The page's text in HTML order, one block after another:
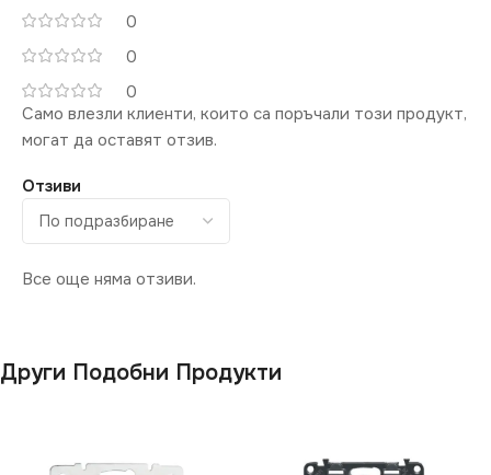
0
0
0
Отзиви
Все още няма отзиви.
Само влезли клиенти, които са поръчали този продукт,
могат да оставят отзив.
Други Подобни Продукти